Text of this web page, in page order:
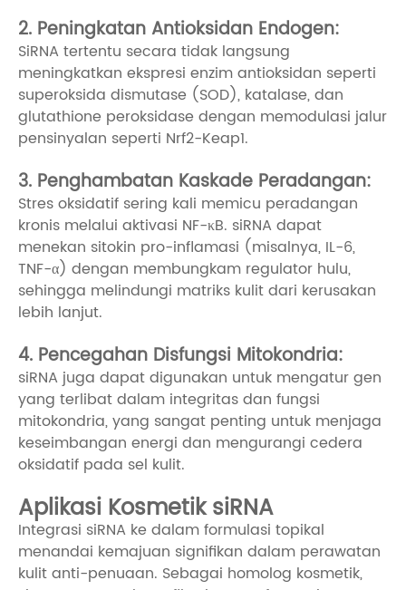
2. Peningkatan Antioksidan Endogen:
SiRNA tertentu secara tidak langsung
meningkatkan ekspresi enzim antioksidan seperti
superoksida dismutase (SOD), katalase, dan
glutathione peroksidase dengan memodulasi jalur
pensinyalan seperti Nrf2-Keap1.
3. Penghambatan Kaskade Peradangan:
Stres oksidatif sering kali memicu peradangan
kronis melalui aktivasi NF-κB. siRNA dapat
menekan sitokin pro-inflamasi (misalnya, IL-6,
TNF-α) dengan membungkam regulator hulu,
sehingga melindungi matriks kulit dari kerusakan
lebih lanjut.
4. Pencegahan Disfungsi Mitokondria:
siRNA juga dapat digunakan untuk mengatur gen
yang terlibat dalam integritas dan fungsi
mitokondria, yang sangat penting untuk menjaga
keseimbangan energi dan mengurangi cedera
oksidatif pada sel kulit.
Aplikasi Kosmetik siRNA
Integrasi siRNA ke dalam formulasi topikal
menandai kemajuan signifikan dalam perawatan
kulit anti-penuaan. Sebagai homolog kosmetik,